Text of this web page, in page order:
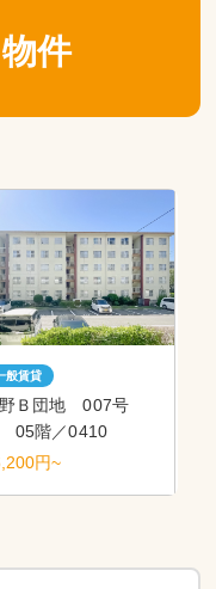
件
般賃貸
Ｂ団地 007号
05階／0410
円~